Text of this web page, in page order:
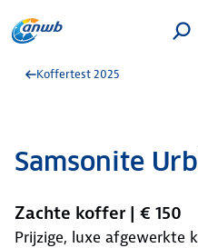
Koffertest 2025
Samsonite
Zachte koffer | € 150
Prijzige, luxe afgewerkte